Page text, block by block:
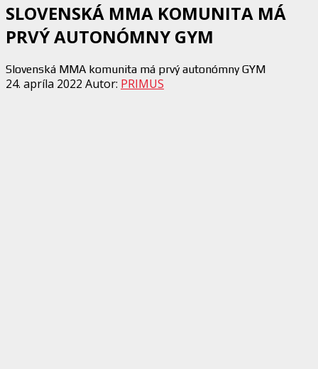
SLOVENSKÁ MMA KOMUNITA MÁ
PRVÝ AUTONÓMNY GYM
Slovenská MMA komunita má prvý autonómny GYM
24. apríla 2022 Autor: PRIMUS